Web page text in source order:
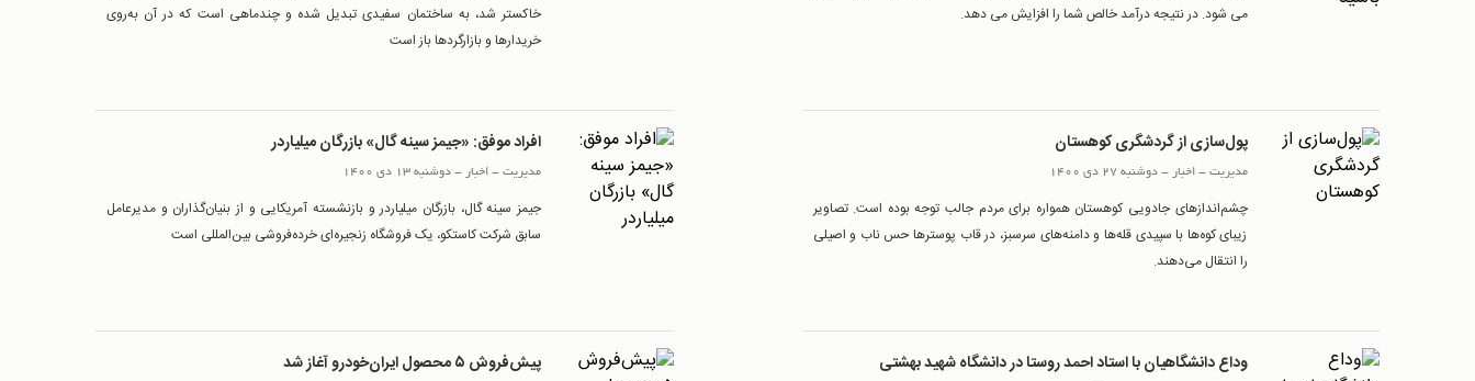
می شود. در نتیجه درآمد خالص شما را افزایش می دهد.
خاکستر شد، به ساختمان سفیدی تبدیل شده و چندماهی است که در آن به‌‌‌‌‌‌‌‌‌‌روی
خریدارها و بازارگردها باز است
پول‌سازی از گردشگری کوهستان
مدیریت-اخبار -دوشنبه 27 دی 1400
چشم‌اندازهای جادویی کوهستان همواره برای مردم جالب توجه بوده است. تصاویر
زیبای کوه‌ها با سپیدی قله‌ها و دامنه‌های سرسبز، در قاب پوسترها حس ناب و اصیلی
را انتقال می‌دهند.
افراد موفق: «جیمز سینه گال» بازرگان‌ میلیاردر
مدیریت-اخبار -دوشنبه 13 دی 1400
جیمز سینه گال، بازرگان ‌میلیاردر و بازنشسته آمریکایی و از بنیان‌گذاران و مدیرعامل
سابق شرکت کاستکو، یک فروشگاه زنجیره‌ای خرده‌فروشی بین‌المللی است
وداع دانشگاهیان با استاد احمد روستا در دانشگاه شهید بهشتی پیش‌فروش ۵ محصول ایران‌خودرو آغاز شد